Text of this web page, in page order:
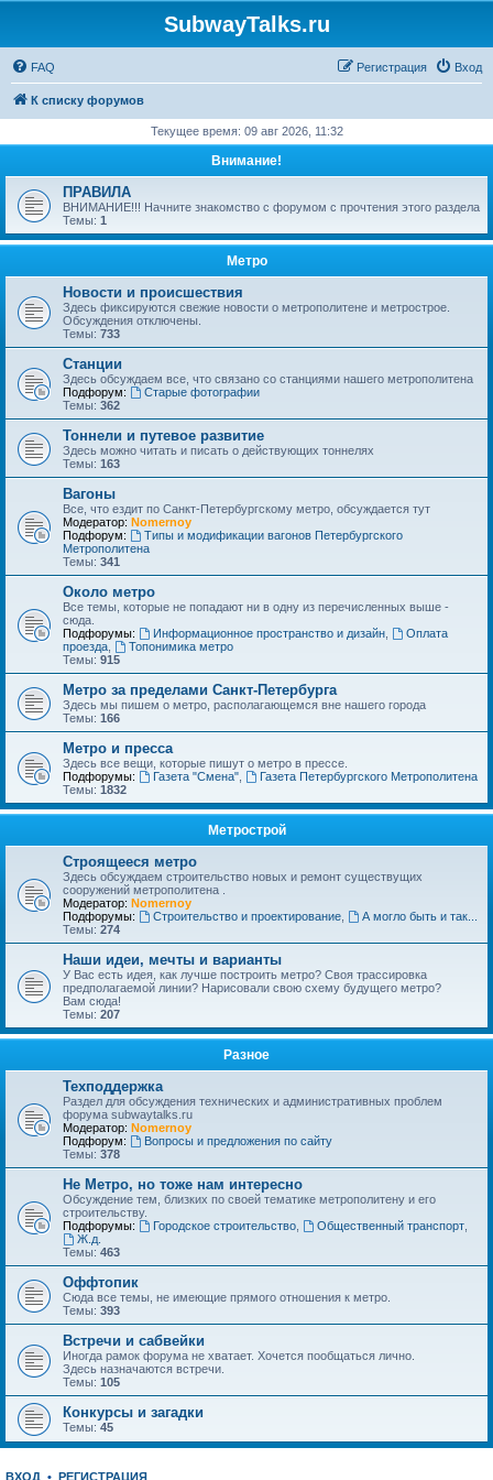
SubwayTalks.ru
FAQ Вход
Регистрация
К списку форумов
Текущее время: 09 авг 2026, 11:32
Внимание!
ПРАВИЛА
ВНИМАНИЕ!!! Начните знакомство с форумом с прочтения этого раздела
Темы: 1
Метро
Новости и происшествия
Здесь фиксируются свежие новости о метрополитене и метрострое.
Обсуждения отключены.
Темы: 733
Станции
Здесь обсуждаем все, что связано со станциями нашего метрополитена
Подфорум:
Старые фотографии
Темы: 362
Тоннели и путевое развитие
Здесь можно читать и писать о действующих тоннелях
Темы: 163
Вагоны
Все, что ездит по Санкт-Петербургскому метро, обсуждается тут
Модератор: Nomernoy
Подфорум:
Типы и модификации вагонов Петербургского
Метрополитена
Темы: 341
Около метро
Все темы, которые не попадают ни в одну из перечисленных выше -
сюда.
Подфорумы:
Информационное пространство и дизайн,
Оплата
проезда
Топонимика метро
Темы: 915
Метро за пределами Санкт-Петербурга
Здесь мы пишем о метро, располагающемся вне нашего города
Темы: 166
Метро и пресса
Здесь все вещи, которые пишут о метро в прессе.
Подфорумы:
Газета "Смена",
Газета Петербургского Метрополитена
Темы: 1832
Метрострой
Строящееся метро
Здесь обсуждаем строительство новых и ремонт существущих
сооружений метрополитена .
Модератор: Nomernoy
Подфорумы:
Строительство и проектирование,
А могло быть и так...
Темы: 274
Наши идеи, мечты и варианты
У Вас есть идея, как лучше построить метро? Своя трассировка
предполагаемой линии? Нарисовали свою схему будущего метро?
Вам сюда!
Темы: 207
Разное
Техподдержка
Раздел для обсуждения технических и административных проблем
форума subwaytalks.ru
Модератор: Nomernoy
Подфорум:
Вопросы и предложения по сайту
Темы: 378
Не Метро, но тоже нам интересно
Обсуждение тем, близких по своей тематике метрополитену и его
строительству.
Подфорумы:
Городское строительство, Общественный транспорт,
Ж.д.
Темы: 463
Оффтопик
Сюда все темы, не имеющие прямого отношения к метро.
Темы: 393
Встречи и сабвейки
Иногда рамок форума не хватает. Хочется пообщаться лично.
Здесь назначаются встречи.
Темы: 105
Конкурсы и загадки
Темы: 45
ВХОД • РЕГИСТРАЦИЯ